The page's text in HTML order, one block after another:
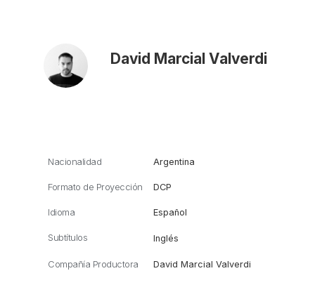
David Marcial Valverdi
Nacionalidad Argentina
Formato de Proyección DCP
Idioma Español
Subtítulos Inglés
Compañía Productora David Marcial Valverdi